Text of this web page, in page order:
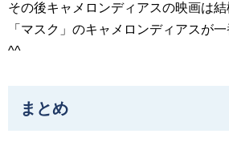
その後キャメロンディアスの映画は
「マスク」のキャメロンディアスが
^^
まとめ